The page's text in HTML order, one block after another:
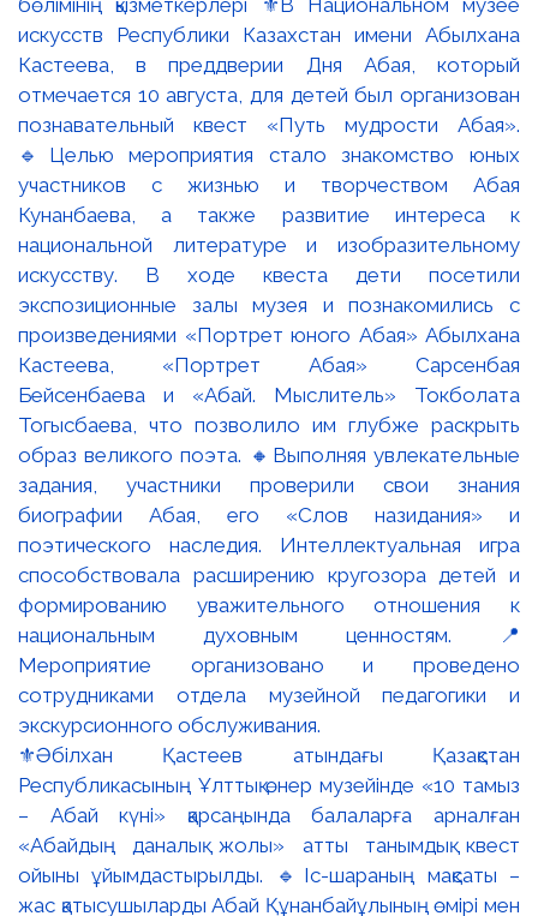
⚜️Әбілхан Қастеев атындағы Қазақстан
Республикасының Ұлттық өнер музейінде «10 тамыз
– Абай күні» қарсаңында балаларға арналған
«Абайдың даналық жолы» атты танымдық квест
ойыны ұйымдастырылды. 🔹Іс-шараның мақсаты –
жас қатысушыларды Абай Құнанбайұлының өмірі мен